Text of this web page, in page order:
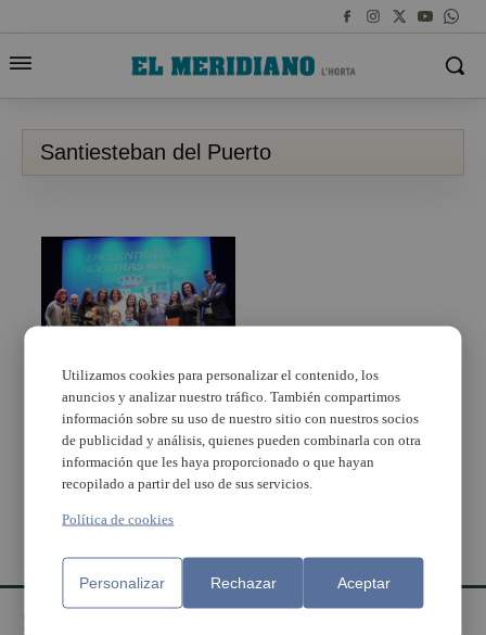
Santiesteban del Puerto
Quart de Poblet reúne a
su vecinos de Úbeda y
Santiesteban del Puerto
Utilizamos cookies para personalizar el contenido, los
anuncios y analizar nuestro tráfico. También compartimos
información sobre su uso de nuestro sitio con nuestros socios
de publicidad y análisis, quienes pueden combinarla con otra
información que les haya proporcionado o que hayan
recopilado a partir del uso de sus servicios.
Política de cookies
Personalizar Rechazar Aceptar